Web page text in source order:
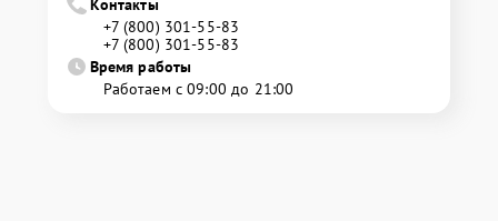
Контакты
+7 (800) 301-55-83
+7 (800) 301-55-83
Время работы
Работаем с 09:00 до 21:00